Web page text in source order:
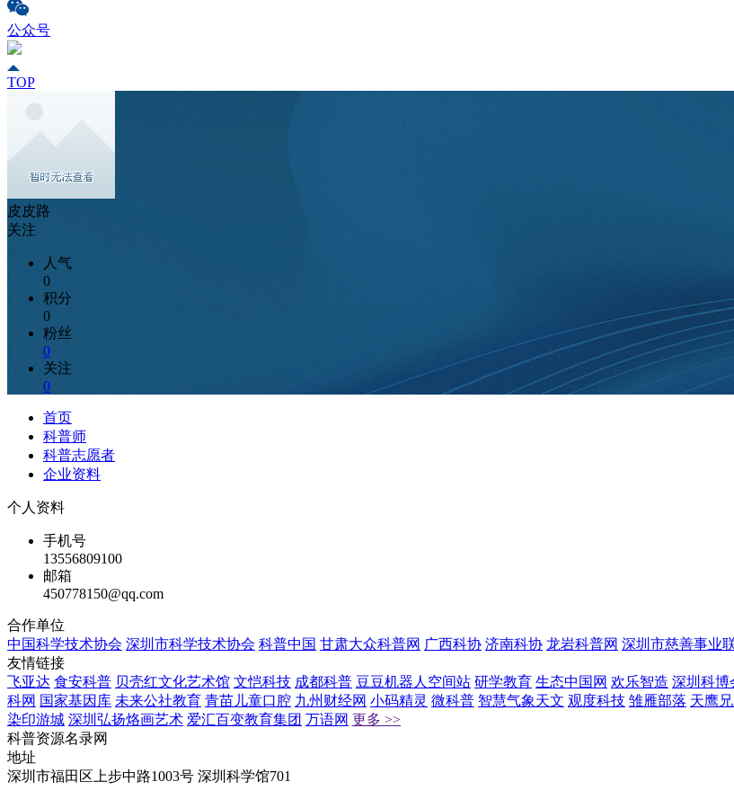
公众号
TOP
皮皮路
关注
人气
0
积分
0
粉丝
0
关注
0
首页
科普师
科普志愿者
企业资料
个人资料
手机号
13556809100
邮箱
450778150@qq.com
合作单位
中国科学技术协会 深圳市科学技术协会 科普中国 甘肃大众科普网 广西科协 济南科协 龙岩科普网 深圳市慈善事业
友情链接
飞亚达 食安科普 贝壳红文化艺术馆 文恺科技 成都科普 豆豆机器人空间站 研学教育 生态中国网 欢乐智造 深圳科博
科网 国家基因库 未来公社教育 青苗儿童口腔 九州财经网 小码精灵 微科普 智慧气象天文 观度科技 雏雁部落 天鹰
染印游城 深圳弘扬烙画艺术 爱汇百变教育集团 万语网 更多 >>
科普资源名录网
地址
深圳市福田区上步中路1003号 深圳科学馆701